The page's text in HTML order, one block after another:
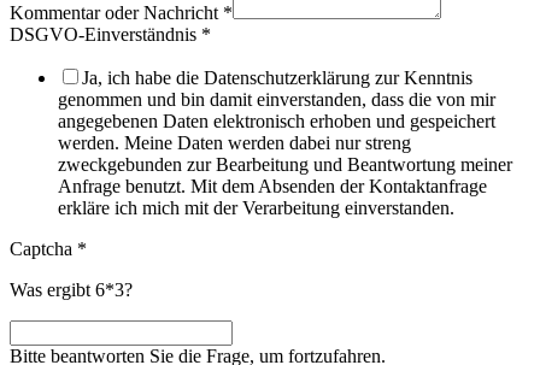
Kommentar oder Nachricht *
DSGVO-Einverständnis *
Ja, ich habe die Datenschutzerklärung zur Kenntnis
genommen und bin damit einverstanden, dass die von mir
angegebenen Daten elektronisch erhoben und gespeichert
werden. Meine Daten werden dabei nur streng
zweckgebunden zur Bearbeitung und Beantwortung meiner
Anfrage benutzt. Mit dem Absenden der Kontaktanfrage
erkläre ich mich mit der Verarbeitung einverstanden.
Captcha *
Was ergibt 6*3?
Bitte beantworten Sie die Frage, um fortzufahren.